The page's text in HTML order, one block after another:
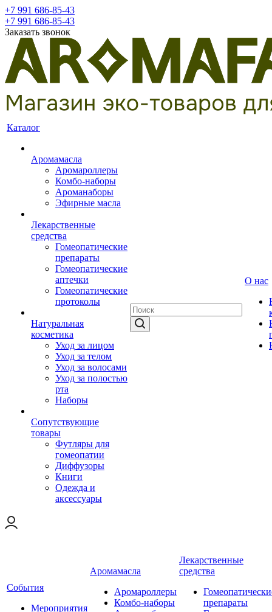
+7 991 686-85-43
+7 991 686-85-43
Заказать звонок
Каталог
Аромамасла
Аромароллеры
Комбо-наборы
Ароманаборы
Эфирные масла
Лекарственные
средства
Гомеопатические
препараты
Гомеопатические
аптечки
Гомеопатические
протоколы
Натуральная
косметика
Уход за лицом
Уход за телом
Уход за волосами
Уход за полостью
рта
Наборы
Сопутствующие
товары
Футляры для
гомеопатии
Диффузоры
Книги
Одежда и
аксессуары
О нас
События
Мероприятия
Аромамасла
Аромароллеры
Комбо-наборы
Лекарственные
средства
препараты